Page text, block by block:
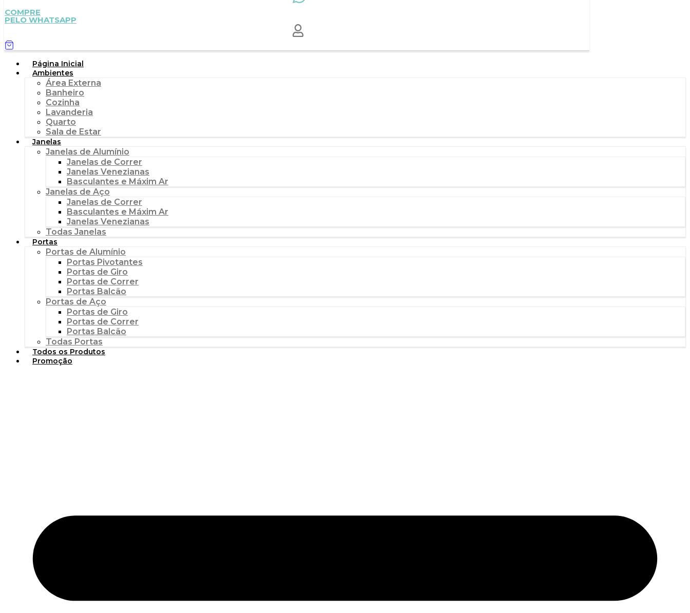
COMPRE
PELO WHATSAPP
Página Inicial
Ambientes
Área Externa
Banheiro
Cozinha
Lavanderia
Quarto
Sala de Estar
Janelas
Janelas de Alumínio
Janelas de Correr
Janelas Venezianas
Basculantes e Máxim Ar
Janelas de Aço
Janelas de Correr
Basculantes e Máxim Ar
Janelas Venezianas
Todas Janelas
Portas
Portas de Alumínio
Portas Pivotantes
Portas de Giro
Portas de Correr
Portas Balcão
Portas de Aço
Portas de Giro
Portas de Correr
Portas Balcão
Todas Portas
Todos os Produtos
Promoção